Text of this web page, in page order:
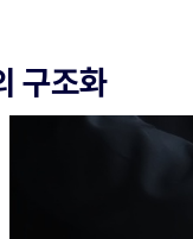
구조화